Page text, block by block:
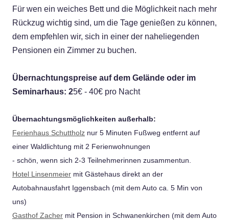
Für wen ein weiches Bett und die Möglichkeit nach mehr
Rückzug wichtig sind, um die Tage genießen zu können,
dem empfehlen wir, sich in einer der naheliegenden
Pensionen ein Zimmer zu buchen.
Übernachtungspreise auf dem Gelände oder im
Seminarhaus: 25€ - 40€ pro Nacht
Übernachtungsmöglichkeiten außerhalb:
Ferienhaus Schuttholz nur 5 Minuten Fußweg entfernt auf
einer Waldlichtung mit 2 Ferienwohnungen
- schön, wenn sich 2-3 Teilnehmerinnen zusammentun.
Hotel Linsenmeier mit Gästehaus direkt an der
Autobahnausfahrt Iggensbach (mit dem Auto ca. 5 Min von
uns)
Gasthof Zacher mit Pension in Schwanenkirchen (mit dem Auto